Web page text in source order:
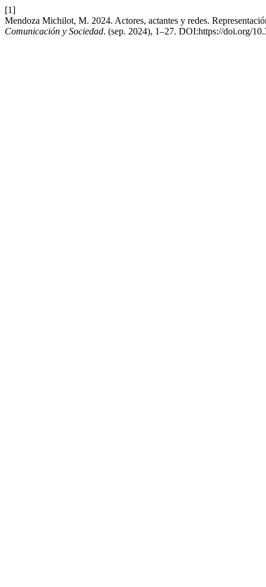
[1]
Mendoza Michilot, M. 2024. Actores, actantes y redes.
Comunicación y Sociedad. (sep. 2024), 1–27. DOI:https://doi.org/